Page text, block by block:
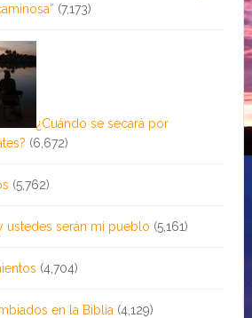
(7,173)
¿Cuándo se secará por
(6,672)
(5,762)
ustedes serán mi pueblo (5,161)
(4,704)
en la Biblia (4,129)